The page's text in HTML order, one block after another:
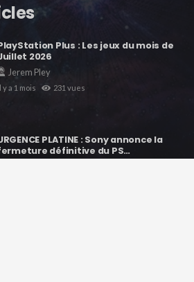
Plus : Les jeux du mois de
2026
Jerem Pley
y a 1 mois 231 vues
PLATINE : Sony annonce la
définitive du PS…